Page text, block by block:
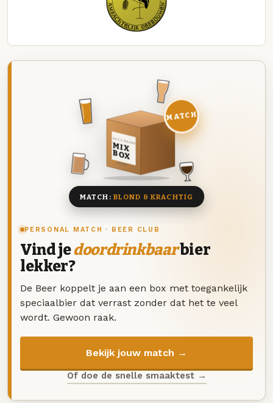
PERSONAL MATCH · BEER CLUB
Vind jedoordrinkbaarbier
lekker?
De Beer koppelt je aan een box met toegankelijk
speciaalbier dat verrast zonder dat het te veel
wordt. Gewoon raak.
Bekijk jouw match →
Of doe de snelle smaaktest →
DEZE MAAND
MIX
BOX
8 BIEREN
MATCH
MATCH: BLOND & KRACHTIG